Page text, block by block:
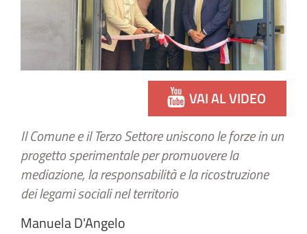
VAI AL VIDEO
Il Comune e il Terzo Settore uniscono le forze in un
progetto sperimentale per promuovere la
mediazione, la responsabilità e la ricostruzione
dei legami sociali nel territorio
Manuela D'Angelo